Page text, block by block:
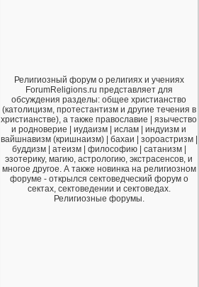
Религиозный форум о религиях и учениях
ForumReligions.ru представляет для
обсуждения разделы: общее христианство
(католицизм, протестантизм и другие течения в
христианстве), а также православие | язычество
и родноверие | иудаизм | ислам | индуизм и
вайшнавизм (кришнаизм) | бахаи | зороастризм |
буддизм | атеизм | философию | сатанизм |
эзотерику, магию, астрологию, экстрасенсов, и
многое другое. А также новинка на религиозном
форуме - открылся сектоведческий форум о
сектах, сектоведении и сектоведах.
Религиозные форумы.